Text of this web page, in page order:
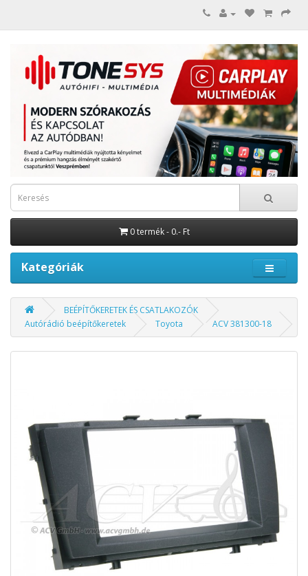
0 termék - 0.- Ft
Kategóriák
BEÉPÍTŐKERETEK ÉS CSATLAKOZÓK
Autórádió beépítőkeretek
Toyota ACV 381300-18